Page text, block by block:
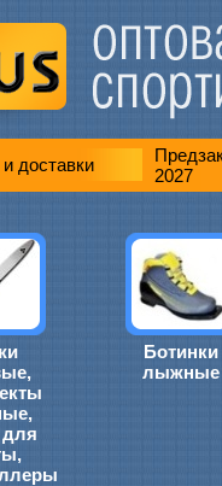
доставки
2027
Ботинки
лыжные